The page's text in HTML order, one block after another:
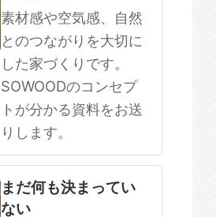
素材感や空気感、自然
とのつながりを大切に
した家づくりです。
SOWOODのコンセプ
トが分かる資料をお送
りします。
まだ何も決まってい
ない